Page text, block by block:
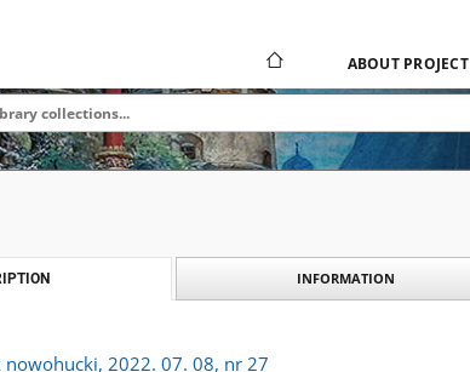
ABOUT PROJECT
INFORMATION
nowohucki, 2022. 07. 08, nr 27